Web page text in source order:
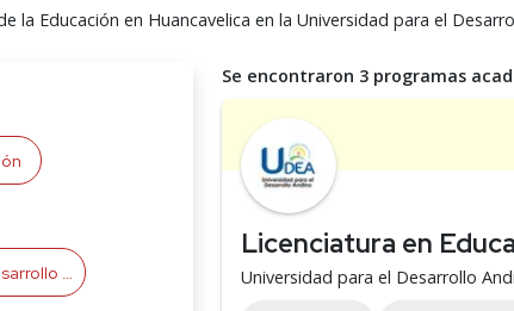
la Educación en Huancavelica en la Universidad para el
Andino
Se encontraron 3 programas
Licenciatura en
Universidad para el Desarrollo